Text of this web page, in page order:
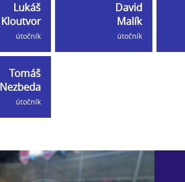
Lukáš
Kloutvor
útočník
David
Malík
útočník
Tomáš
Nezbeda
útočník